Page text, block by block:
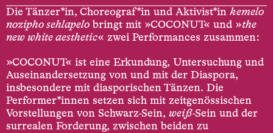
Die Tänzer*in, Choreograf*in und Aktivist*in kemelo
nozipho sehlapelo bringt mit »COCONUT« und »the
new white aesthetic« zwei Performances zusammen:
»COCONUT« ist eine Erkundung, Untersuchung und
Auseinander­setzung von und mit der Diaspora,
insbesondere mit diasporischen Tänzen. Die
Performer*innen setzen sich mit zeitgenös­sischen
Vorstellungen von Schwarz-Sein, weiß-Sein und der
surrealen Forderung, zwischen beiden zu